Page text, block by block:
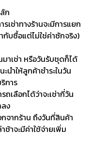
ก
รเช่าทางร้านจะมีการแยก
กับซื้อแต่ไม่ใช่ค่าซักจริง)
าเช่า หรือวันรับชุดก็ได้
นำให้ลูกค้าชำระในวัน
การ
ถเลือกได้ว่าจะเช่ากี่วัน
ง
จากร้าน ถึงวันที่สินค้า
ช้าจะมีค่าใช้จ่ายเพิ่ม